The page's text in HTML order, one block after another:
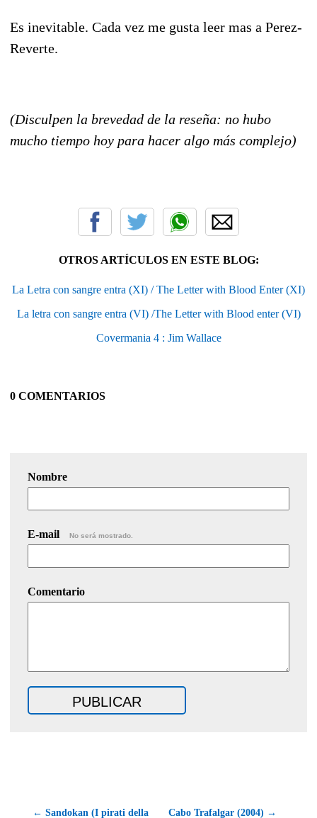
Es inevitable. Cada vez me gusta leer mas a Perez-
Reverte.
(Disculpen la brevedad de la reseña: no hubo
mucho tiempo hoy para hacer algo más complejo)
OTROS ARTÍCULOS EN ESTE BLOG:
La Letra con sangre entra (XI) / The Letter with Blood Enter (XI)
La letra con sangre entra (VI) /The Letter with Blood enter (VI)
Covermania 4 : Jim Wallace
0 COMENTARIOS
Nombre
E-mail No será mostrado.
Comentario
← Sandokan (I pirati della Cabo Trafalgar (2004) →